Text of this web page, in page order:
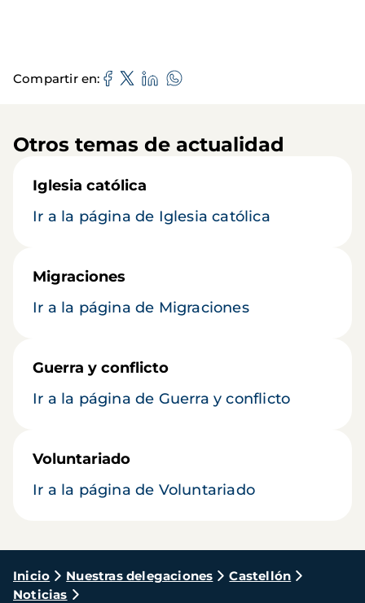
Compartir en
Otros temas de actualidad
Iglesia católica
Ir a la página de Iglesia católica
Migraciones
Ir a la página de Migraciones
Guerra y conflicto
Ir a la página de Guerra y conflicto
Voluntariado
Ir a la página de Voluntariado
Ruta
Inicio Nuestras delegaciones
Castellón
Noticias